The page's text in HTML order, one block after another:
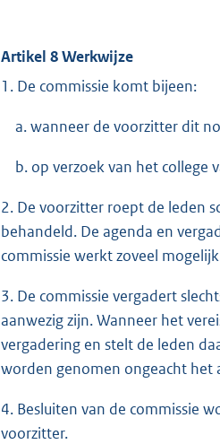
Artikel 8 Werkwijze
1. De commissie komt bijeen:
a. wanneer de voorzitter dit
b. op verzoek van het college
2. De voorzitter roept de leden
behandeld. De agenda en
commissie werkt zoveel
3. De commissie vergadert
aanwezig zijn. Wanneer het
vergadering en stelt de leden
worden genomen ongeacht het
4. Besluiten van de commissie
voorzitter.